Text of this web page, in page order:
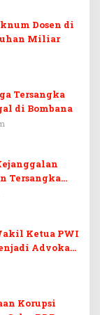
Dosen di
Miliar
Tersangka
di Bombana
Tersangka
Ketua PWI
Advokat
Korupsi